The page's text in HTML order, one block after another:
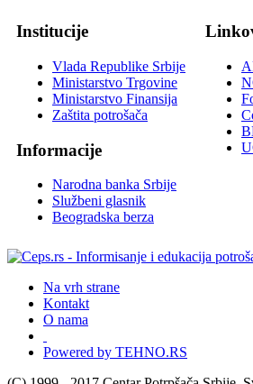
Institucije
Vlada Republike Srbije
Ministarstvo Trgovine
Ministarstvo Finansija
Zaštita potrošača
Informacije
Narodna banka Srbije
Službeni glasnik
Beogradska berza
Na vrh strane
Kontakt
O nama
Powered by TEHNO.RS